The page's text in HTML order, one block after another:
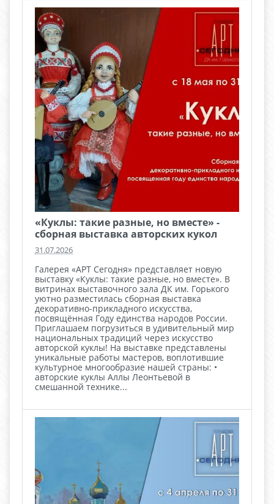
«Куклы: такие разные, но вместе» -
сборная выставка авторских кукол
31.07.2026
Галерея «АРТ Сегодня» представляет новую
выставку «Куклы: такие разные, но вместе». В
витринах выставочного зала ДК им. Горького
уютно разместилась сборная выставка
декоративно-прикладного искусства,
посвящённая Году единства народов России.
Приглашаем погрузиться в удивительный мир
национальных традиций через искусство
авторской куклы! На выставке представлены
уникальные работы мастеров, воплотившие
культурное многообразие нашей страны: •
авторские куклы Аллы Леонтьевой в
смешанной технике...